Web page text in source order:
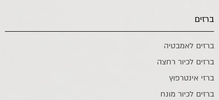
ברזים
ברזים לאמבטיה
ברזים לכיור רחצה
ברזי אינטרפוץ
ברזים לכיור מונח